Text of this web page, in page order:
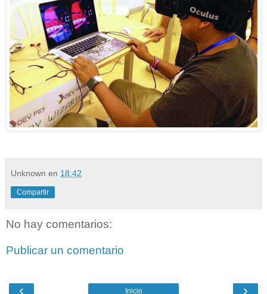
Unknown en 18:42
Compartir
No hay comentarios:
Publicar un comentario
‹ ›
Inicio